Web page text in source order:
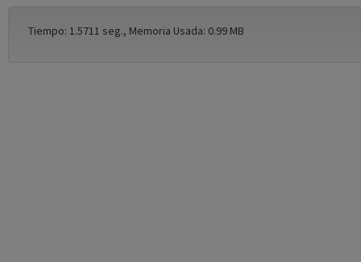
Tiempo: 1.5711 seg., Memoria Usada: 0.99 MB